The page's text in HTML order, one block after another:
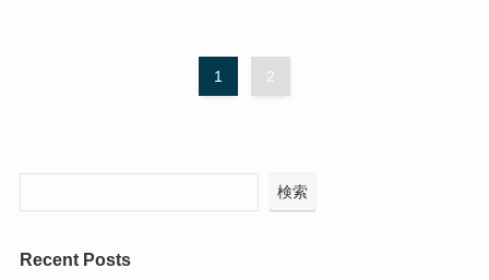
1 2
検索
Recent Posts